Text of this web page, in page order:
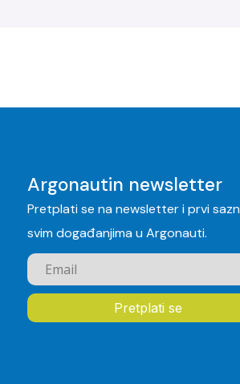
Argonautin newsletter
Pretplati se na newsletter i prvi
svim događanjima u Argonauti.